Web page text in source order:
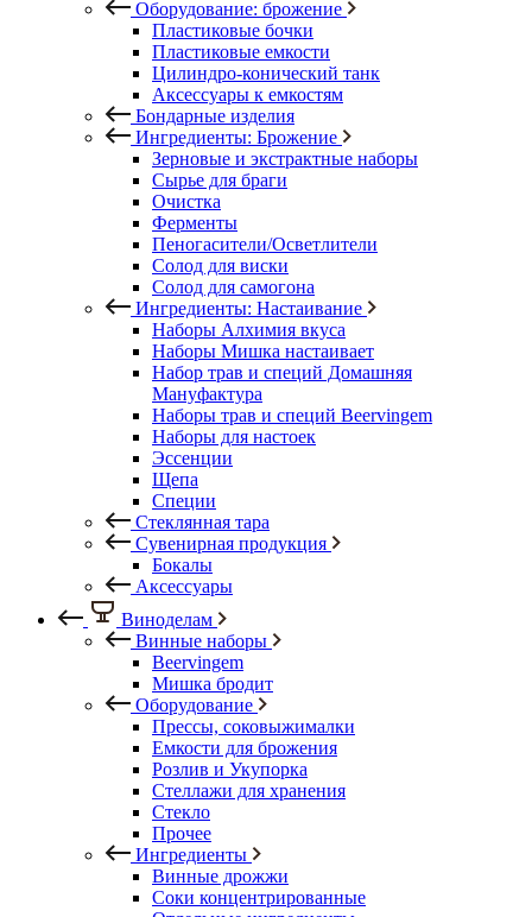
Оборудование: брожение
Пластиковые бочки
Пластиковые емкости
Цилиндро-конический танк
Аксессуары к емкостям
Бондарные изделия
Ингредиенты: Брожение
Зерновые и экстрактные наборы
Сырье для браги
Очистка
Ферменты
Пеногасители/Осветлители
Солод для виски
Солод для самогона
Ингредиенты: Настаивание
Наборы Алхимия вкуса
Наборы Мишка настаивает
Набор трав и специй Домашняя
Мануфактура
Наборы трав и специй Beervingem
Наборы для настоек
Эссенции
Щепа
Специи
Стеклянная тара
Сувенирная продукция
Бокалы
Аксессуары
Виноделам
Винные наборы
Beervingem
Мишка бродит
Оборудование
Прессы, соковыжималки
Емкости для брожения
Розлив и Укупорка
Стеллажи для хранения
Стекло
Прочее
Ингредиенты
Винные дрожжи
Соки концентрированные